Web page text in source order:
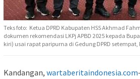
Teks foto: Ketua DPRD Kabupaten HSS Akhmad
dokumen rekomendasi LKPj APBD 2025 kepada
kiri) usai rapat paripurna di Gedung DPRD setempat,
Kandangan, wartaberitaindonesia.com